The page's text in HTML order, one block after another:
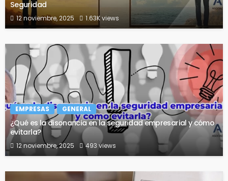
Seguridad
12 noviembre, 2025 1.63K views
EMPRESAS GENERAL
¿Qué es la disonancia en la seguridad empresarial y cómo
evitarla?
12 noviembre, 2025 493 views